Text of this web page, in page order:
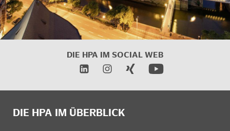
DIE HPA IM SOCIAL WEB
DIE HPA IM ÜBERBLICK